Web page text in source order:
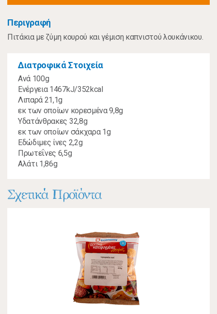
Περιγραφή
Πιτάκια με ζύμη κουρού και γέμιση καπνιστού λουκάνικου.
Διατροφικά Στοιχεία
Ανά 100g
Ενέργεια 1467kJ/352kcal
Λιπαρά 21,1g
εκ των οποίων κορεσμένα 9,8g
Υδατάνθρακες 32,8g
εκ των οποίων σάκχαρα 1g
Εδώδιμες ίνες 2,2g
Πρωτεΐνες 6,5g
Αλάτι 1,86g
Σχετικά Προϊόντα